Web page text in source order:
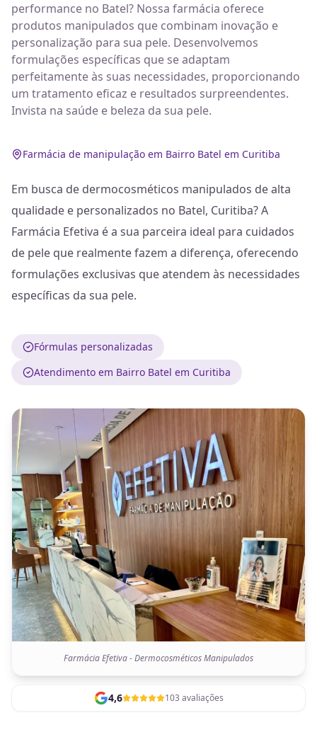
performance no Batel? Nossa farmácia oferece
produtos manipulados que combinam inovação e
personalização para sua pele. Desenvolvemos
formulações específicas que se adaptam
perfeitamente às suas necessidades, proporcionando
um tratamento eficaz e resultados surpreendentes.
Invista na saúde e beleza da sua pele.
Farmácia de manipulação em Bairro Batel em Curitiba
Em busca de dermocosméticos manipulados de alta
qualidade e personalizados no Batel, Curitiba? A
Farmácia Efetiva é a sua parceira ideal para cuidados
de pele que realmente fazem a diferença, oferecendo
formulações exclusivas que atendem às necessidades
específicas da sua pele.
Fórmulas personalizadas
Atendimento em Bairro Batel em Curitiba
Farmácia Efetiva - Dermocosméticos Manipulados
4,6 103 avaliações